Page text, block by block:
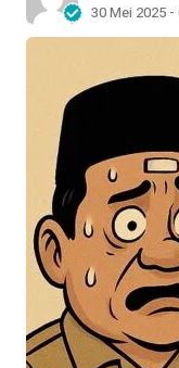
30 Mei 2025 -